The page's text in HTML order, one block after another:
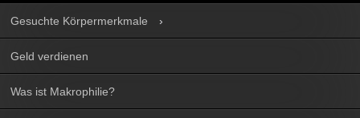
Gesuchte Körpermerkmale
Geld verdienen
Was ist Makrophilie?